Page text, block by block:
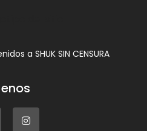
a SHUK SIN CENSURA